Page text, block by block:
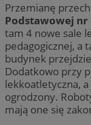
Przemianę
Podstawowej nr
tam 4 nowe sale
pedagogicznej, a
budynek
Dodatkowo przy
lekkoatletyczna,
ogrodzony.
mają one się